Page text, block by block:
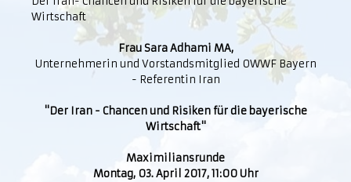
Wirtschaft
Frau Sara Adhami MA,
Unternehmerin und Vorstandsmitglied OWWF Bayern
- Referentin Iran
"Der Iran - Chancen und Risiken für die bayerische
Wirtschaft"
Maximiliansrunde
Montag, 03. April 2017, 11:00 Uhr